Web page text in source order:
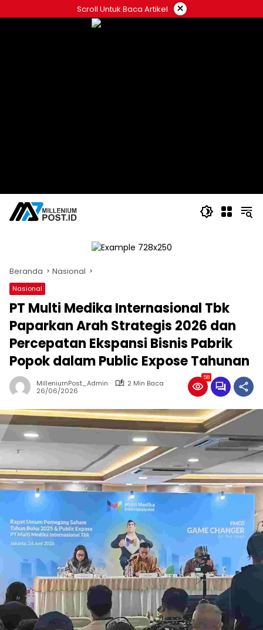
ke
Scroll Untuk Baca Artikel ×
Beranda Nasional
Nasional
PT Multi Medika Internasional Tbk
Paparkan Arah Strategis 2026 dan
Percepatan Ekspansi Bisnis Pabrik
Popok dalam Public Expose Tahunan
MilleniumPost_Admin
2 Min Baca
26/06/2026
58